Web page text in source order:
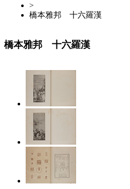
>
橋本雅邦 十六羅漢
橋本雅邦 十六羅漢